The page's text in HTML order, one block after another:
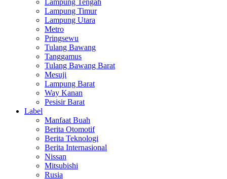
Lampung Tengah
Lampung Timur
Lampung Utara
Metro
Pringsewu
Tulang Bawang
Tanggamus
Tulang Bawang Barat
Mesuji
Lampung Barat
Way Kanan
Pesisir Barat
Label
Manfaat Buah
Berita Otomotif
Berita Teknologi
Berita Internasional
Nissan
Mitsubishi
Rusia